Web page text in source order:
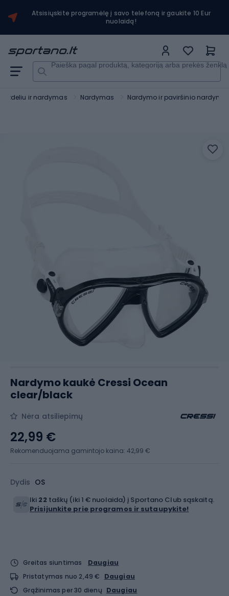
Atsisiųskite programėlę į savo telefoną ir gaukite 10 Eur
nuolaidą!
Paieška pagal produktą, kategoriją arba prekės ženklą
ir nardymas Nardymas Nardymo ir paviršinio nardymo
Nardymo kaukė Cressi Ocean
clear/black
Nėra atsiliepimų
Dydis OS
22,99 €
Rekomenduojama gamintojo kaina: 42,99 €
Iki 22 taškų (iki 1 € nuolaida) į Sportano Club sąskaitą.
Prisijunkite prie programos ir sutaupykite!
Greitas siuntimas
Daugiau
Pristatymas nuo 2,49 €
Daugiau
Grąžinimas per 30 dienų Daugiau